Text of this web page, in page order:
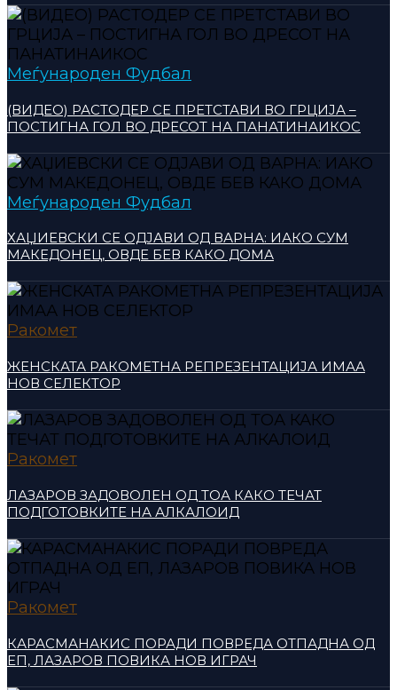
Меѓународен Фудбал
(ВИДЕО) РАСТОДЕР СЕ ПРЕТСТАВИ ВО ГРЦИЈА –
ПОСТИГНА ГОЛ ВО ДРЕСОТ НА ПАНАТИНАИКОС
Меѓународен Фудбал
ХАЏИЕВСКИ СЕ ОДЈАВИ ОД ВАРНА: ИАКО СУМ
МАКЕДОНЕЦ, ОВДЕ БЕВ КАКО ДОМА
Ракомет
ЖЕНСКАТА РАКОМЕТНА РЕПРЕЗЕНТАЦИЈА ИМАА
НОВ СЕЛЕКТОР
Ракомет
ЛАЗАРОВ ЗАДОВОЛЕН ОД ТОА КАКО ТЕЧАТ
ПОДГОТОВКИТЕ НА АЛКАЛОИД
Ракомет
КАРАСМАНАКИС ПОРАДИ ПОВРЕДА ОТПАДНА ОД
ЕП, ЛАЗАРОВ ПОВИКА НОВ ИГРАЧ